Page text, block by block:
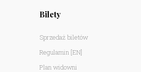
Bilety
Sprzedaż biletów
Regulamin [EN]
Plan widowni